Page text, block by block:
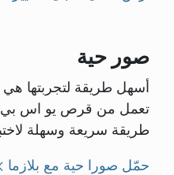
صور حية
أسهل طريقة لتجربتها
تعمل من قرص يو اس بي.
طريقة سريعة وسهلة
حمّل صورا حية مع بلازما